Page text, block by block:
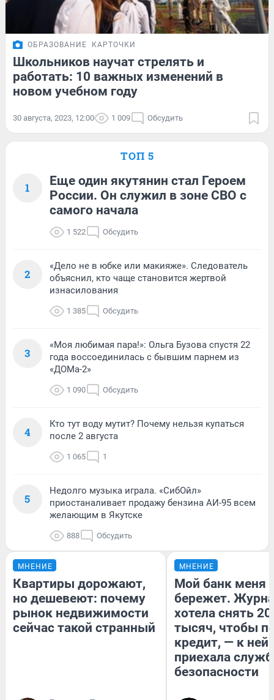
ОБРАЗОВАНИЕ КАРТОЧКИ
Школьников научат стрелять и
работать: 10 важных изменений в
новом учебном году
30 августа, 2023, 12:00 1 009 Обсудить
ТОП 5
1
Еще один якутянин стал Героем
России. Он служил в зоне СВО с
самого начала
1 522 Обсудить
2
«Дело не в юбке или макияже». Следователь
объяснил, кто чаще становится жертвой
изнасилования
1 385 Обсудить
3
«Моя любимая пара!»: Ольга Бузова спустя 22
года воссоединилась с бывшим парнем из
«ДОМа-2»
1 090 Обсудить
4
Кто тут воду мутит? Почему нельзя купаться
после 2 августа
1 065 1
5
Недолго музыка играла. «СибОйл»
приостаналивает продажу бензина АИ-95 всем
желающим в Якутске
888 Обсудить
МНЕНИЕ
Квартиры дорожают,
но дешевеют: почему
рынок недвижимости
сейчас такой странный
МНЕНИЕ
Мой банк меня
бережет.
хотела снять
тысяч, чтобы
кредит, — к
приехала
безопасности